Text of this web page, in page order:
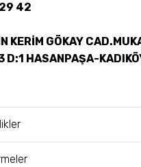
42
KERİM GÖKAY
D:1 HASANPAŞA-